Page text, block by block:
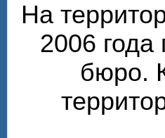
На
2006
бюро.